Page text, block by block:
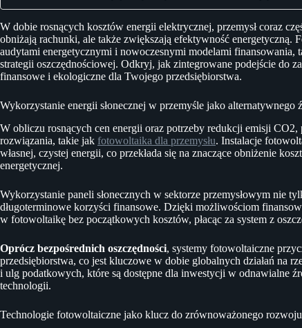
W dobie rosnących kosztów energii elektrycznej, przemysł coraz
obniżają rachunki, ale także zwiększają efektywność energetyczną.
audytami energetycznymi i nowoczesnymi modelami
strategii oszczędnościowej. Odkryj, jak zintegrowane podejście do
finansowe i ekologiczne dla Twojego przedsiębiorstwa.
Wykorzystanie energii słonecznej w przemyśle jako alternatywnego
W obliczu rosnących cen energii oraz potrzeby redukcji emisji
rozwiązania, takie jak fotowoltaika dla przemysłu. Instalacje
własnej, czystej energii, co przekłada się na znaczące obniżenie
energetycznej.
Wykorzystanie paneli słonecznych w sektorze przemysłowym nie
długoterminowe korzyści finansowe. Dzięki możliwościom
w fotowoltaikę bez początkowych kosztów, płacąc za system z
Oprócz bezpośrednich oszczędności, systemy fotowoltaiczne
przedsiębiorstwa, co jest kluczowe w dobie globalnych działań na
i ulg podatkowych, które są dostępne dla inwestycji w odnawialne
technologii.
Technologie fotowoltaiczne jako klucz do zrównoważonego